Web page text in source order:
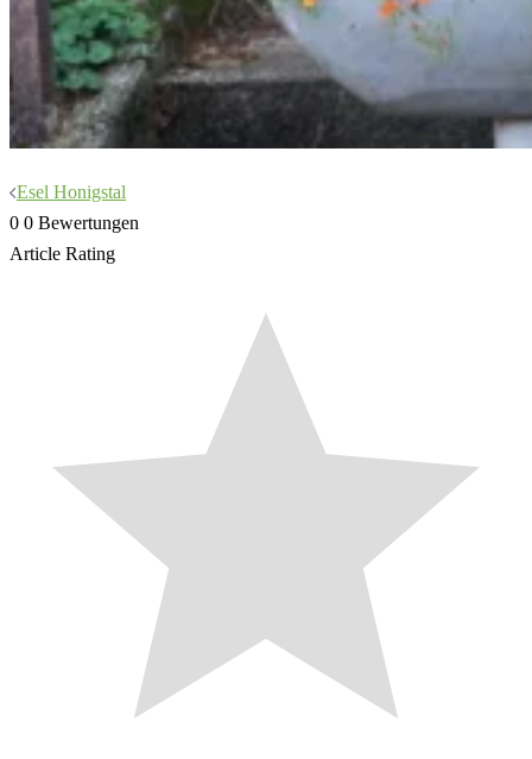
Beitragsnavigation
Esel Honigstal
0 0 Bewertungen
Article Rating